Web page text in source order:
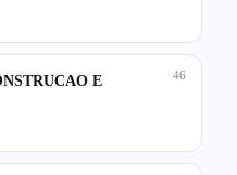
46
E